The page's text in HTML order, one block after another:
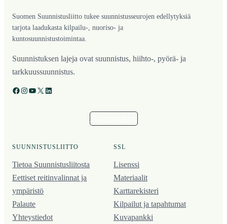
Suomen Suunnistusliitto tukee suunnistusseurojen edellytyksiä
tarjota laadukasta kilpailu-, nuoriso- ja
kuntosuunnistustoimintaa.
Suunnistuksen lajeja ovat suunnistus, hiihto-, pyörä- ja
tarkkuussuunnistus.
Facebook Instagram YouTube X LinkedIn
SUUNNISTUSLIITTO
Tietoa Suunnistusliitosta
Eettiset reitinvalinnat ja
ympäristö
Palaute
Yhteystiedot
SSL
Lisenssi
Materiaalit
Karttarekisteri
Kilpailut ja tapahtumat
Kuvapankki